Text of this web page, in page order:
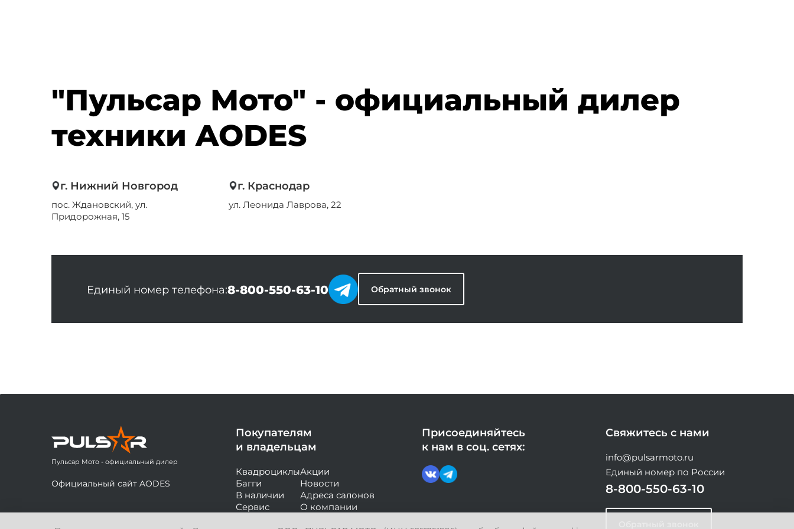
"Пульсар Мото" - официальный дилер
техники AODES
г. Нижний Новгород
пос. Ждановский, ул.
Придорожная, 15
г. Краснодар
ул. Леонида Лаврова, 22
Единый номер телефона:8-800-550-63-10 Обратный звонок
Пульсар Мото - официальный дилер
Официальный сайт AODES
Покупателям
и владельцам
Квадроциклы
Багги
В наличии
Сервис
Акции
Новости
Адреса салонов
О компании
Присоединяйтесь
к нам в соц. сетях:
Свяжитесь с нами
info@pulsarmoto.ru
Единый номер по России
8-800-550-63-10